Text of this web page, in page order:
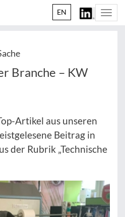
EN
Branche – KW
Artikel aus unseren
Beitrag in
der Rubrik „Technische